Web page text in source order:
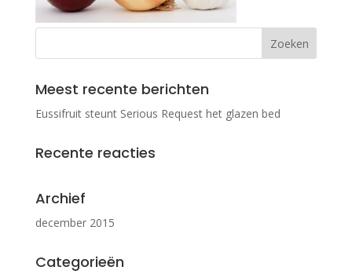
Meest recente berichten
Eussifruit steunt Serious Request het glazen bed
Recente reacties
Archief
december 2015
Categorieën